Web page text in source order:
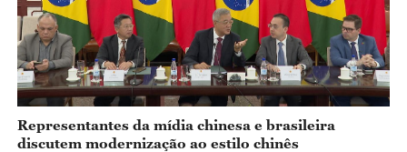
Representantes da mídia chinesa e brasileira
discutem modernização ao estilo chinês